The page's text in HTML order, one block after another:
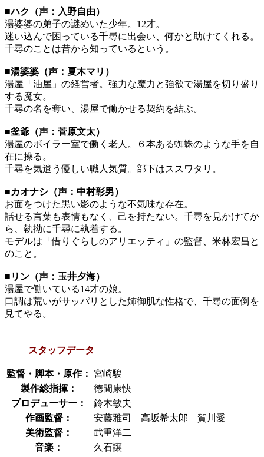
■ハク（声：入野自由）
湯婆婆の弟子の謎めいた少年。12才。
迷い込んで困っている千尋に出会い、何かと助けてくれる。
千尋のことは昔から知っているという。
■湯婆婆（声：夏木マリ）
湯屋「油屋」の経営者。強力な魔力と強欲で湯屋を切り盛り
する魔女。
千尋の名を奪い、湯屋で働かせる契約を結ぶ。
■釜爺（声：菅原文太）
湯屋のボイラー室で働く老人。６本ある蜘蛛のような手を自
在に操る。
千尋を気遣う優しい職人気質。部下はススワタリ。
■カオナシ（声：中村彰男）
お面をつけた黒い影のような不気味な存在。
話せる言葉も表情もなく、己を持たない。千尋を見かけてか
ら、執拗に千尋に執着する。
モデルは「借りぐらしのアリエッティ」の監督、米林宏昌と
のこと。
■リン（声：玉井夕海）
湯屋で働いている14才の娘。
口調は荒いがサッパリとした姉御肌な性格で、千尋の面倒を
見てやる。
スタッフデータ
監督・脚本・原作： 宮崎駿
製作総指揮：
徳間康快
プロデューサー：
鈴木敏夫
作画監督：
安藤雅司 高坂希太郎 賀川愛
美術監督：
武重洋二
音楽：
久石譲